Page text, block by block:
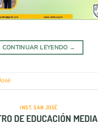
CONTINUAR LEYENDO →
INST. SAN JOSÉ
DE EDUCACIÓN MEDIA